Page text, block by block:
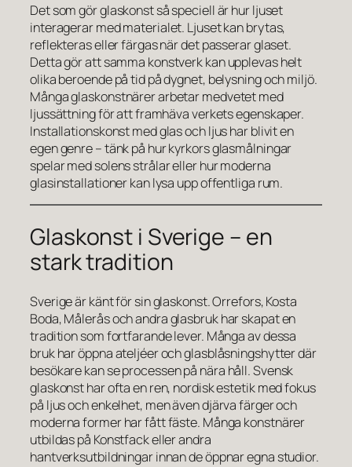
Det som gör glaskonst så speciell är hur ljuset
interagerar med materialet. Ljuset kan brytas,
reflekteras eller färgas när det passerar glaset.
Detta gör att samma konstverk kan upplevas helt
olika beroende på tid på dygnet, belysning och miljö.
Många glaskonstnärer arbetar medvetet med
ljussättning för att framhäva verkets egenskaper.
Installationskonst med glas och ljus har blivit en
egen genre – tänk på hur kyrkors glasmålningar
spelar med solens strålar eller hur moderna
glasinstallationer kan lysa upp offentliga rum.
Glaskonst i Sverige – en
stark tradition
Sverige är känt för sin glaskonst. Orrefors, Kosta
Boda, Målerås och andra glasbruk har skapat en
tradition som fortfarande lever. Många av dessa
bruk har öppna ateljéer och glasblåsningshytter där
besökare kan se processen på nära håll. Svensk
glaskonst har ofta en ren, nordisk estetik med fokus
på ljus och enkelhet, men även djärva färger och
moderna former har fått fäste. Många konstnärer
utbildas på Konstfack eller andra
hantverksutbildningar innan de öppnar egna studior.